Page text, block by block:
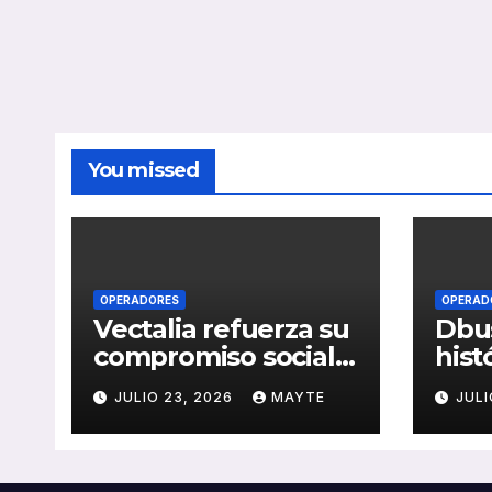
You missed
OPERADORES
Vectalia refuerza su
compromiso social y
medioambiental
con la publicación
de su Memoria de
JULIO 23, 2026 MAYTE
del